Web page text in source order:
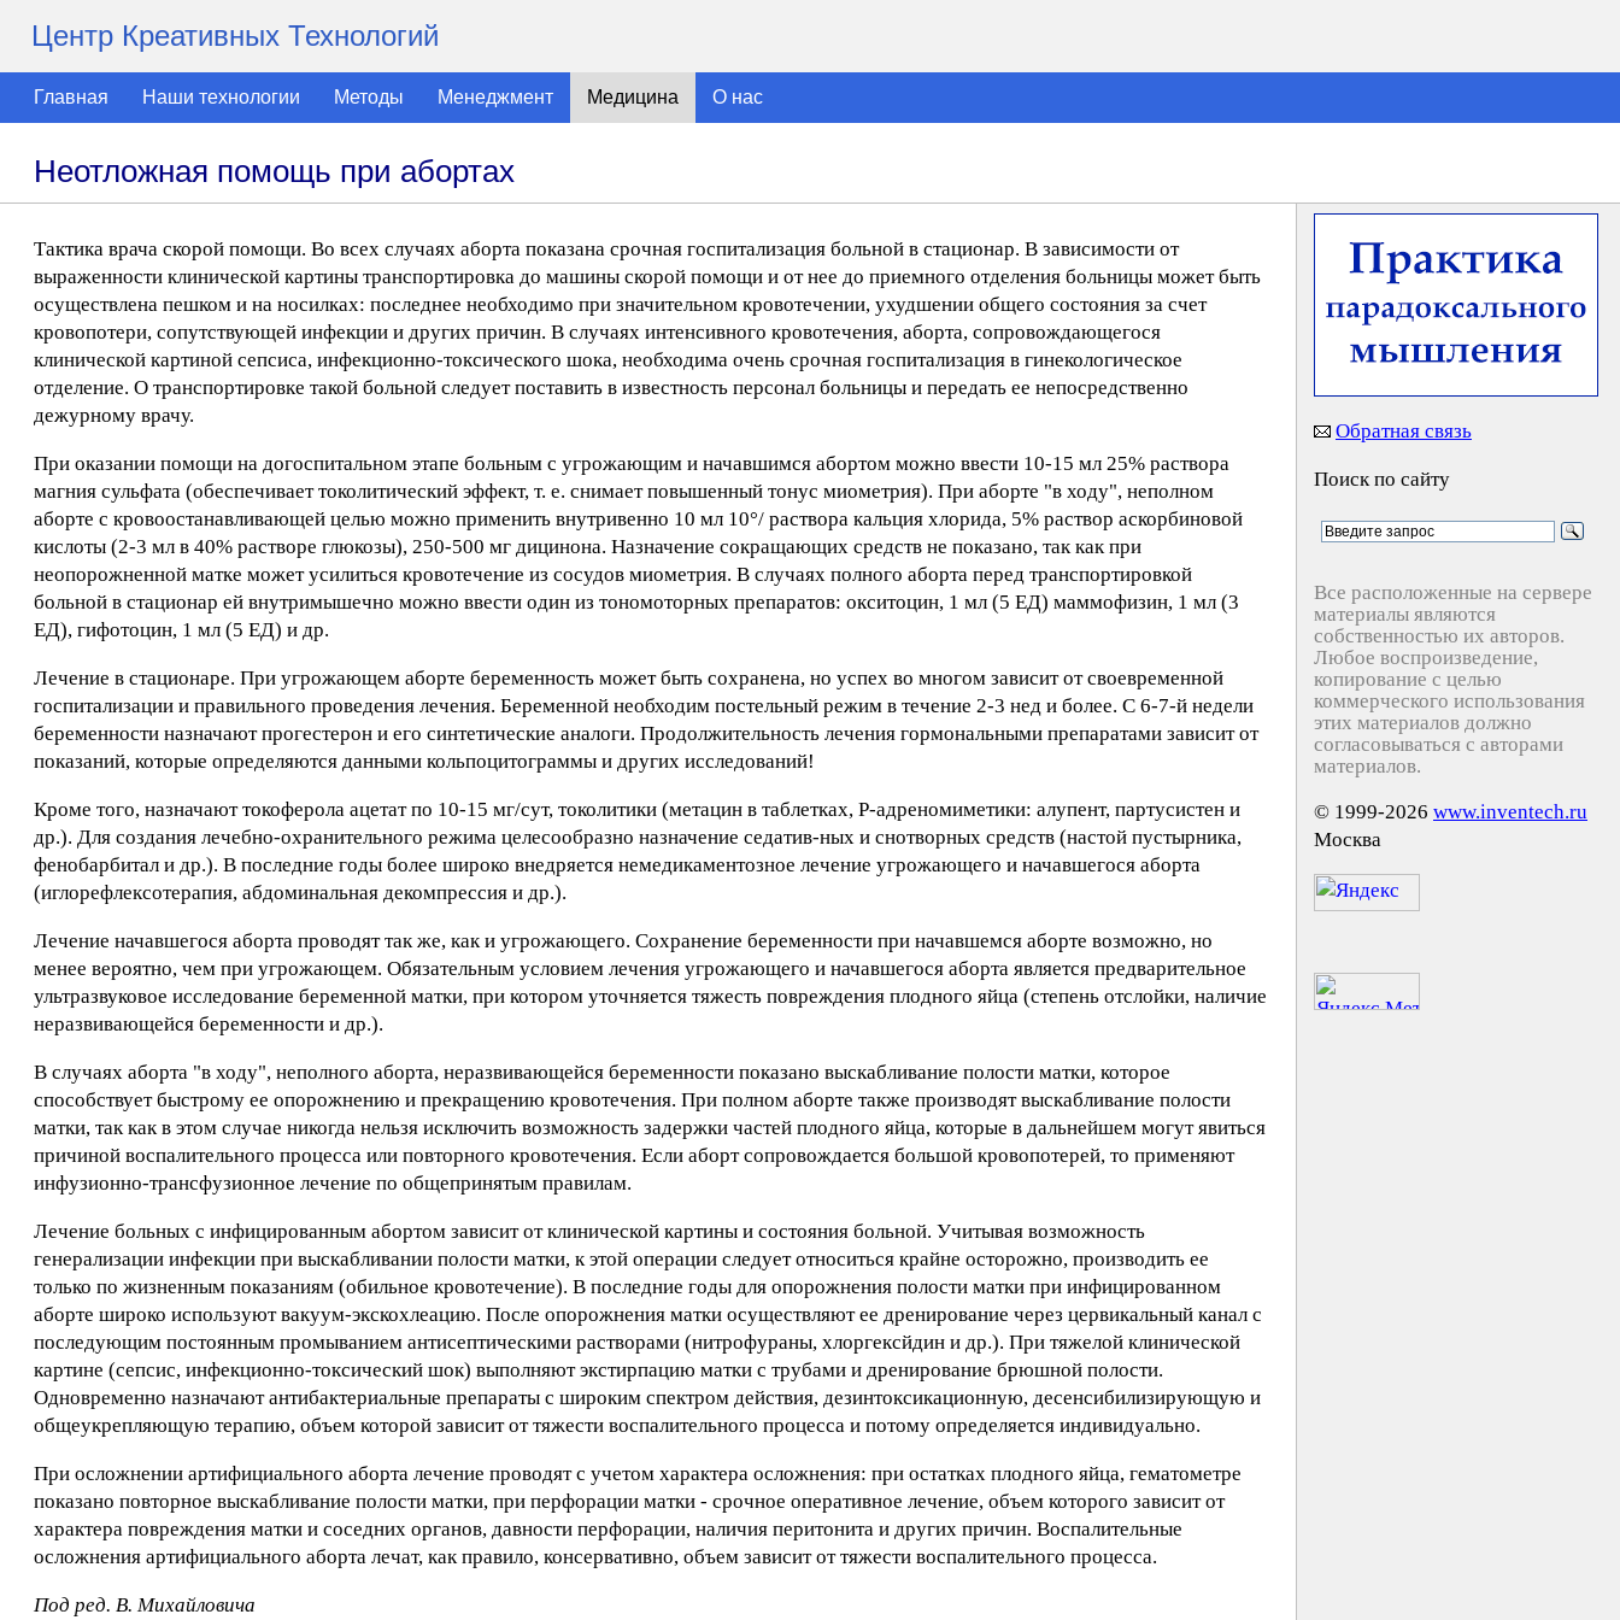
Центр Креативных Технологий
Главная Наши технологии Методы Менеджмент Медицина О нас
Неотложная помощь при абортах
Тактика врача скорой помощи. Во всех случаях аборта показана срочная госпитализация больной в стационар. В зависимости от
выраженности клинической картины транспортировка до машины скорой помощи и от нее до приемного отделения больницы может быть
осуществлена пешком и на носилках: последнее необходимо при значительном кровотечении, ухудшении общего состояния за счет
кровопотери, сопутствующей инфекции и других причин. В случаях интенсивного кровотечения, аборта, сопровождающегося
клинической картиной сепсиса, инфекционно-токсического шока, необходима очень срочная госпитализация в гинекологическое
отделение. О транспортировке такой больной следует поставить в известность персонал больницы и передать ее непосредственно
дежурному врачу.
При оказании помощи на догоспитальном этапе больным с угрожающим и начавшимся абортом можно ввести 10-15 мл 25% раствора
магния сульфата (обеспечивает токолитический эффект, т. е. снимает повышенный тонус миометрия). При аборте "в ходу", неполном
аборте с кровоостанавливающей целью можно применить внутривенно 10 мл 10°/ раствора кальция хлорида, 5% раствор аскорбиновой
кислоты (2-3 мл в 40% растворе глюкозы), 250-500 мг дицинона. Назначение сокращающих средств не показано, так как при
неопорожненной матке может усилиться кровотечение из сосудов миометрия. В случаях полного аборта перед транспортировкой
больной в стационар ей внутримышечно можно ввести один из тономоторных препаратов: окситоцин, 1 мл (5 ЕД) маммофизин, 1 мл (3
ЕД), гифотоцин, 1 мл (5 ЕД) и др.
Лечение в стационаре. При угрожающем аборте беременность может быть сохранена, но успех во многом зависит от своевременной
госпитализации и правильного проведения лечения. Беременной необходим постельный режим в течение 2-3 нед и более. С 6-7-й недели
беременности назначают прогестерон и его синтетические аналоги. Продолжительность лечения гормональными препаратами зависит от
показаний, которые определяются данными кольпоцитограммы и других исследований!
Кроме того, назначают токоферола ацетат по 10-15 мг/сут, токолитики (метацин в таблетках, Р-адреномиметики: алупент, партусистен и
др.). Для создания лечебно-охранительного режима целесообразно назначение седатив-ных и снотворных средств (настой пустырника,
фенобарбитал и др.). В последние годы более широко внедряется немедикаментозное лечение угрожающего и начавшегося аборта
(иглорефлексотерапия, абдоминальная декомпрессия и др.).
Лечение начавшегося аборта проводят так же, как и угрожающего. Сохранение беременности при начавшемся аборте возможно, но
менее вероятно, чем при угрожающем. Обязательным условием лечения угрожающего и начавшегося аборта является предварительное
ультразвуковое исследование беременной матки, при котором уточняется тяжесть повреждения плодного яйца (степень отслойки, наличие
неразвивающейся беременности и др.).
В случаях аборта "в ходу", неполного аборта, неразвивающейся беременности показано выскабливание полости матки, которое
способствует быстрому ее опорожнению и прекращению кровотечения. При полном аборте также производят выскабливание полости
матки, так как в этом случае никогда нельзя исключить возможность задержки частей плодного яйца, которые в дальнейшем могут явиться
причиной воспалительного процесса или повторного кровотечения. Если аборт сопровождается большой кровопотерей, то применяют
инфузионно-трансфузионное лечение по общепринятым правилам.
Лечение больных с инфицированным абортом зависит от клинической картины и состояния больной. Учитывая возможность
генерализации инфекции при выскабливании полости матки, к этой операции следует относиться крайне осторожно, производить ее
только по жизненным показаниям (обильное кровотечение). В последние годы для опорожнения полости матки при инфицированном
аборте широко используют вакуум-экскохлеацию. После опорожнения матки осуществляют ее дренирование через цервикальный канал с
последующим постоянным промыванием антисептическими растворами (нитрофураны, хлоргексйдин и др.). При тяжелой клинической
картине (сепсис, инфекционно-токсический шок) выполняют экстирпацию матки с трубами и дренирование брюшной полости.
Одновременно назначают антибактериальные препараты с широким спектром действия, дезинтоксикационную, десенсибилизирующую и
общеукрепляющую терапию, объем которой зависит от тяжести воспалительного процесса и потому определяется индивидуально.
При осложнении артифициального аборта лечение проводят с учетом характера осложнения: при остатках плодного яйца, гематометре
показано повторное выскабливание полости матки, при перфорации матки - срочное оперативное лечение, объем которого зависит от
характера повреждения матки и соседних органов, давности перфорации, наличия перитонита и других причин. Воспалительные
осложнения артифициального аборта лечат, как правило, консервативно, объем зависит от тяжести воспалительного процесса.
Под ред. В. Михайловича
Обратная связь
Поиск по сайту
Все расположенные на сервере
материалы являются
собственностью их авторов.
Любое воспроизведение,
копирование с целью
коммерческого использования
этих материалов должно
согласовываться с авторами
материалов.
© 1999-2026 www.inventech.ru
Москва